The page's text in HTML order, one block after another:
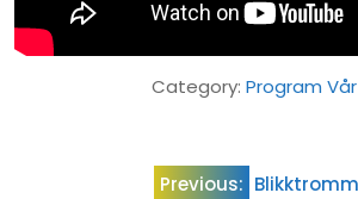
Category: Program
Innleggsnavigasjon
Previous: